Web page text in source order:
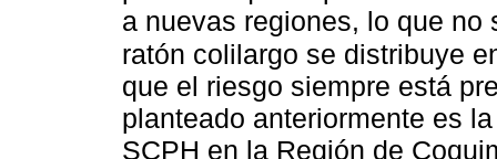
a nuevas regiones, lo que
ratón colilargo se distribuye
que el riesgo siempre está
planteado anteriormente es
SCPH en la Región de